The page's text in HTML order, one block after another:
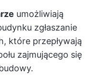
umożliwiają
zgłaszanie
które przepływają
zajmującego się